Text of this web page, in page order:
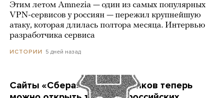
Этим летом Amnezia — один из самых популярных
VPN-сервисов у россиян — пережил крупнейшую
атаку, которая длилась полтора месяца. Интервью
разработчика сервиса
ИСТОРИИ 5 дней назад
Сайты «Сбера» и других банков теперь